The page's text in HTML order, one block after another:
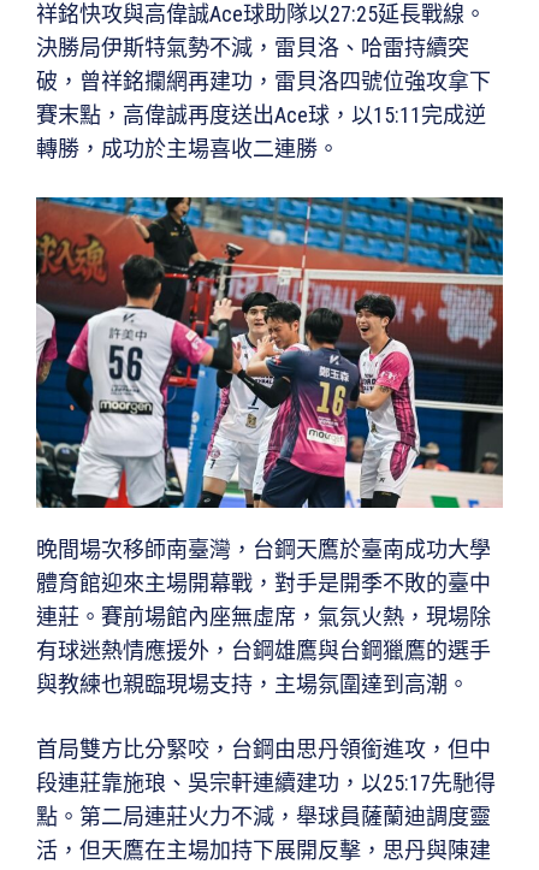
祥銘快攻與高偉誠Ace球助隊以27:25延長戰線。
決勝局伊斯特氣勢不減，雷貝洛、哈雷持續突
破，曾祥銘攔網再建功，雷貝洛四號位強攻拿下
賽末點，高偉誠再度送出Ace球，以15:11完成逆
轉勝，成功於主場喜收二連勝。
晚間場次移師南臺灣，台鋼天鷹於臺南成功大學
體育館迎來主場開幕戰，對手是開季不敗的臺中
連莊。賽前場館內座無虛席，氣氛火熱，現場除
有球迷熱情應援外，台鋼雄鷹與台鋼獵鷹的選手
與教練也親臨現場支持，主場氛圍達到高潮。
首局雙方比分緊咬，台鋼由思丹領銜進攻，但中
段連莊靠施琅、吳宗軒連續建功，以25:17先馳得
點。第二局連莊火力不減，舉球員薩蘭迪調度靈
活，但天鷹在主場加持下展開反擊，思丹與陳建